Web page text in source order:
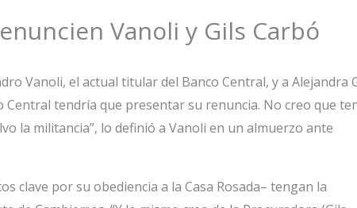
Vanoli y Gils Carbó
Vanoli, el actual titular del Banco Central, y a Alejandra
tendría que presentar su renuncia. No creo que
la militancia”, lo definió a Vanoli en un almuerzo ante
clave por su obediencia a la Casa Rosada– tengan la